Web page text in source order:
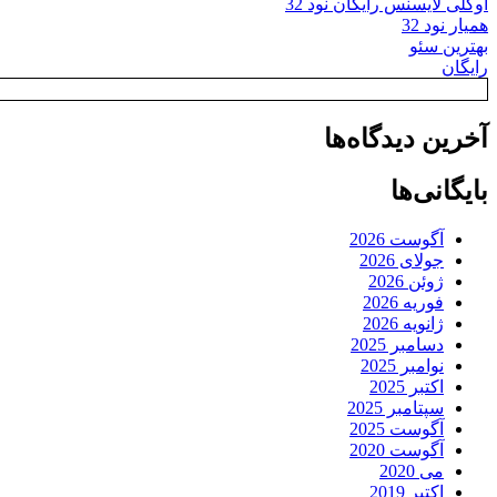
همیار نود 32
بهترین سئو
رایگان
آخرین دیدگاه‌ها
بایگانی‌ها
آگوست 2026
جولای 2026
ژوئن 2026
فوریه 2026
ژانویه 2026
دسامبر 2025
نوامبر 2025
اکتبر 2025
سپتامبر 2025
آگوست 2025
آگوست 2020
می 2020
اکتبر 2019